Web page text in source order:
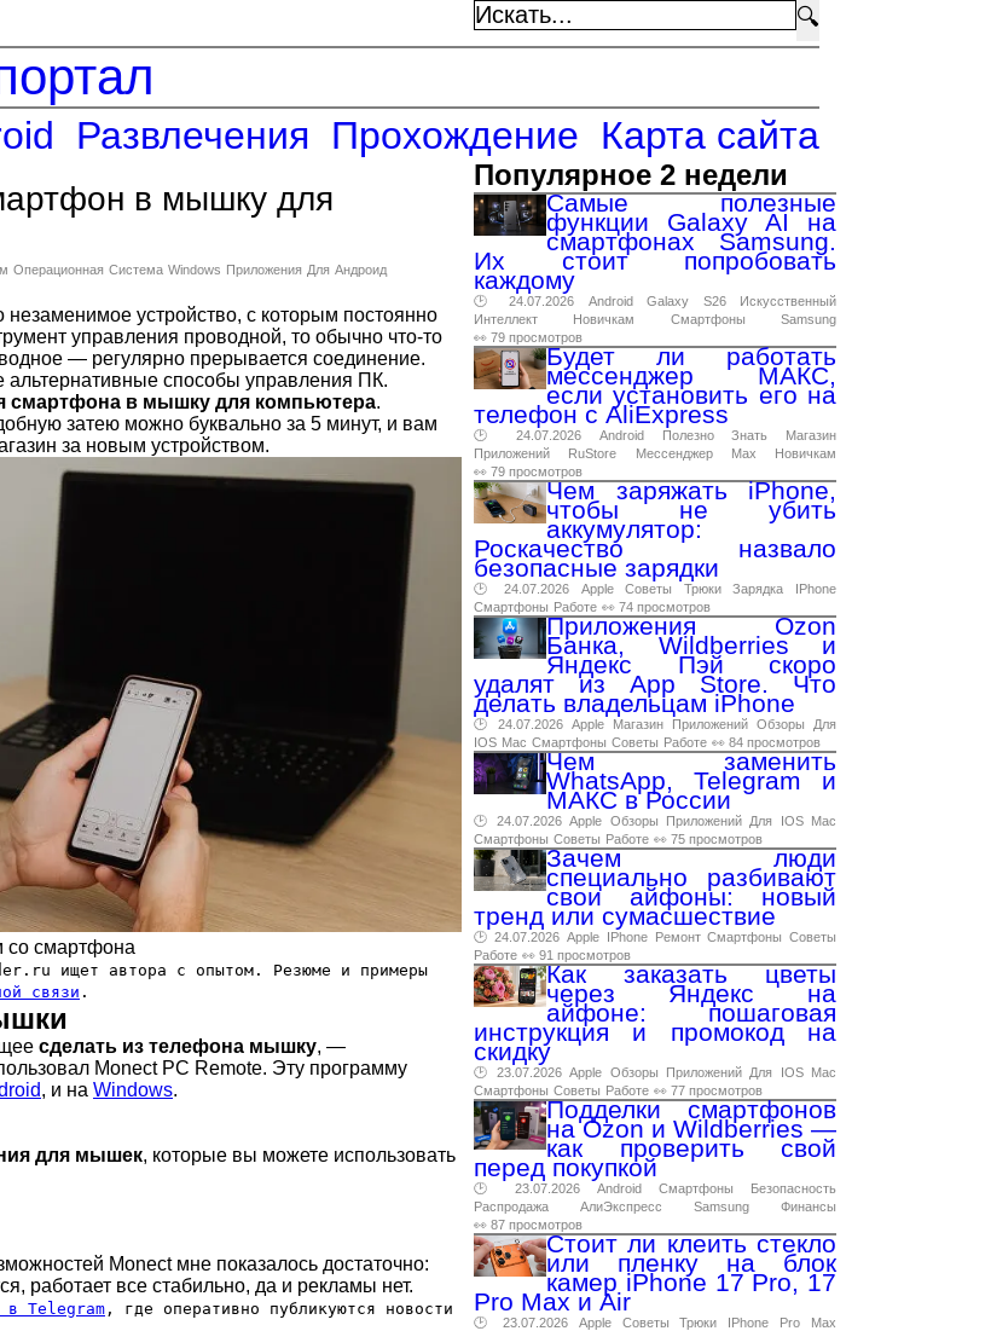
🔍
Развлечения Прохождение Карта сайта
в мышку для
Операционная Система Windows Приложения Для Андроид
незаменимое устройство, с которым постоянно
управления проводной, то обычно что-то
— регулярно прерывается соединение.
альтернативные способы управления ПК.
смартфона в мышку для компьютера.
затею можно буквально за 5 минут, и вам
за новым устройством.
со смартфона
ищет автора с опытом. Резюме и примеры
связи .
сделать из телефона мышку, —
Monect PC Remote. Эту программу
, и на Windows.
для мышек, которые вы можете использовать
Monect мне показалось достаточно:
работает все стабильно, да и рекламы нет.
Telegram , где оперативно публикуются новости
Популярное 2 недели
Самые полезные
функции Galaxy AI на
смартфонах Samsung.
Их стоит попробовать
каждому
🕑 24.07.2026 Android Galaxy S26
Искусственный
Интеллект
Новичкам Смартфоны
Samsung
👀 79 просмотров
Будет ли работать
мессенджер МАКС,
если установить его на
телефон с AliExpress
🕑 24.07.2026 Android Полезно Знать
Магазин
Приложений
RuStore Мессенджер Max
Новичкам
👀 79 просмотров
Чем заряжать iPhone,
чтобы не убить
аккумулятор:
Роскачество назвало
безопасные зарядки
🕑 24.07.2026 Apple Советы Трюки Зарядка
IPhone
Смартфоны Работе 👀 74 просмотров
Приложения Ozon
Банка, Wildberries и
Яндекс Пэй скоро
удалят из App Store. Что
делать владельцам iPhone
🕑 24.07.2026 Apple Магазин Приложений Обзоры
Для
IOS Mac Смартфоны Советы Работе 👀 84 просмотров
Чем заменить
WhatsApp, Telegram и
МАКС в России
🕑 24.07.2026 Apple Обзоры Приложений Для IOS
Mac
Смартфоны Советы Работе 👀 75 просмотров
Зачем люди
специально разбивают
свои айфоны: новый
тренд или сумасшествие
🕑 24.07.2026 Apple IPhone Ремонт Смартфоны Советы
Работе 👀 91 просмотров
Как заказать цветы
через Яндекс на
айфоне: пошаговая
инструкция и промокод на
скидку
🕑 23.07.2026 Apple Обзоры Приложений Для IOS
Mac
Смартфоны Советы Работе 👀 77 просмотров
Подделки смартфонов
на Ozon и Wildberries —
как проверить свой
перед покупкой
🕑 23.07.2026 Android Смартфоны
Безопасность
Распродажа
АлиЭкспресс Samsung
Финансы
👀 87 просмотров
Стоит ли клеить стекло
или пленку на блок
камер iPhone 17 Pro, 17
Pro Max и Air
🕑 23.07.2026 Apple Советы Трюки IPhone Pro
Max